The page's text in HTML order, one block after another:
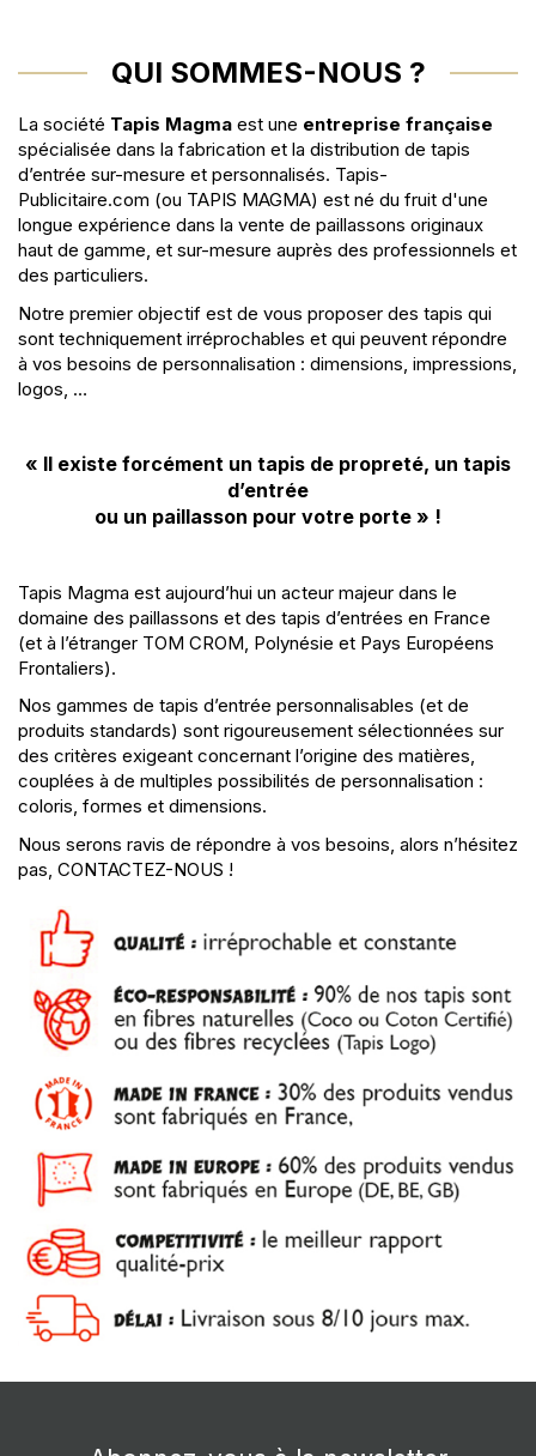
QUI SOMMES-NOUS ?
La société Tapis Magma est une entreprise française
spécialisée dans la fabrication et la distribution de tapis
d’entrée sur-mesure et personnalisés. Tapis-
Publicitaire.com (ou TAPIS MAGMA) est né du fruit d'une
longue expérience dans la vente de paillassons originaux
haut de gamme, et sur-mesure auprès des professionnels et
des particuliers.
Notre premier objectif est de vous proposer des tapis qui
sont techniquement irréprochables et qui peuvent répondre
à vos besoins de personnalisation : dimensions, impressions,
logos, …
« Il existe forcément un tapis de propreté, un tapis
d’entrée
ou un paillasson pour votre porte » !
Tapis Magma est aujourd’hui un acteur majeur dans le
domaine des paillassons et des tapis d’entrées en France
(et à l’étranger TOM CROM, Polynésie et Pays Européens
Frontaliers).
Nos gammes de tapis d’entrée personnalisables (et de
produits standards) sont rigoureusement sélectionnées sur
des critères exigeant concernant l’origine des matières,
couplées à de multiples possibilités de personnalisation :
coloris, formes et dimensions.
Nous serons ravis de répondre à vos besoins, alors n’hésitez
pas, CONTACTEZ-NOUS !